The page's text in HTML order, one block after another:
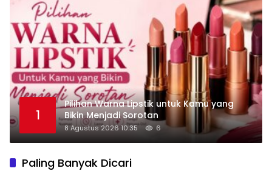
1
Pilihan Warna Lipstik untuk Kamu yang
Bikin Menjadi Sorotan
8 Agustus 2026 10:35 6
Paling Banyak Dicari